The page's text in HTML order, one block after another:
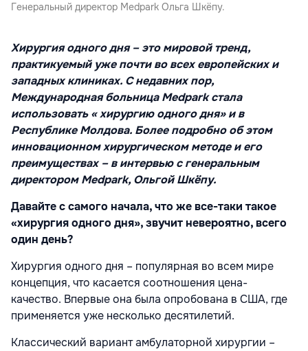
Генеральный директор Medpark Ольга Шкёпу.
Хирургия одного дня – это мировой тренд,
практикуемый уже почти во всех европейских и
западных клиниках. С недавних пор,
Международная больница Medpark стала
использовать « хирургию одного дня» и в
Республике Молдова. Более подробно об этом
инновационном хирургическом методе и его
преимуществах – в интервью с генеральным
директором Medpark, Ольгой Шкёпу.
Давайте с самого начала, что же все-таки такое
«хирургия одного дня», звучит невероятно, всего
один день?
Хирургия одного дня – популярная во всем мире
концепция, что касается соотношения цена-
качество. Впервые она была опробована в США, где
применяется уже несколько десятилетий.
Классический вариант амбулаторной хирургии –